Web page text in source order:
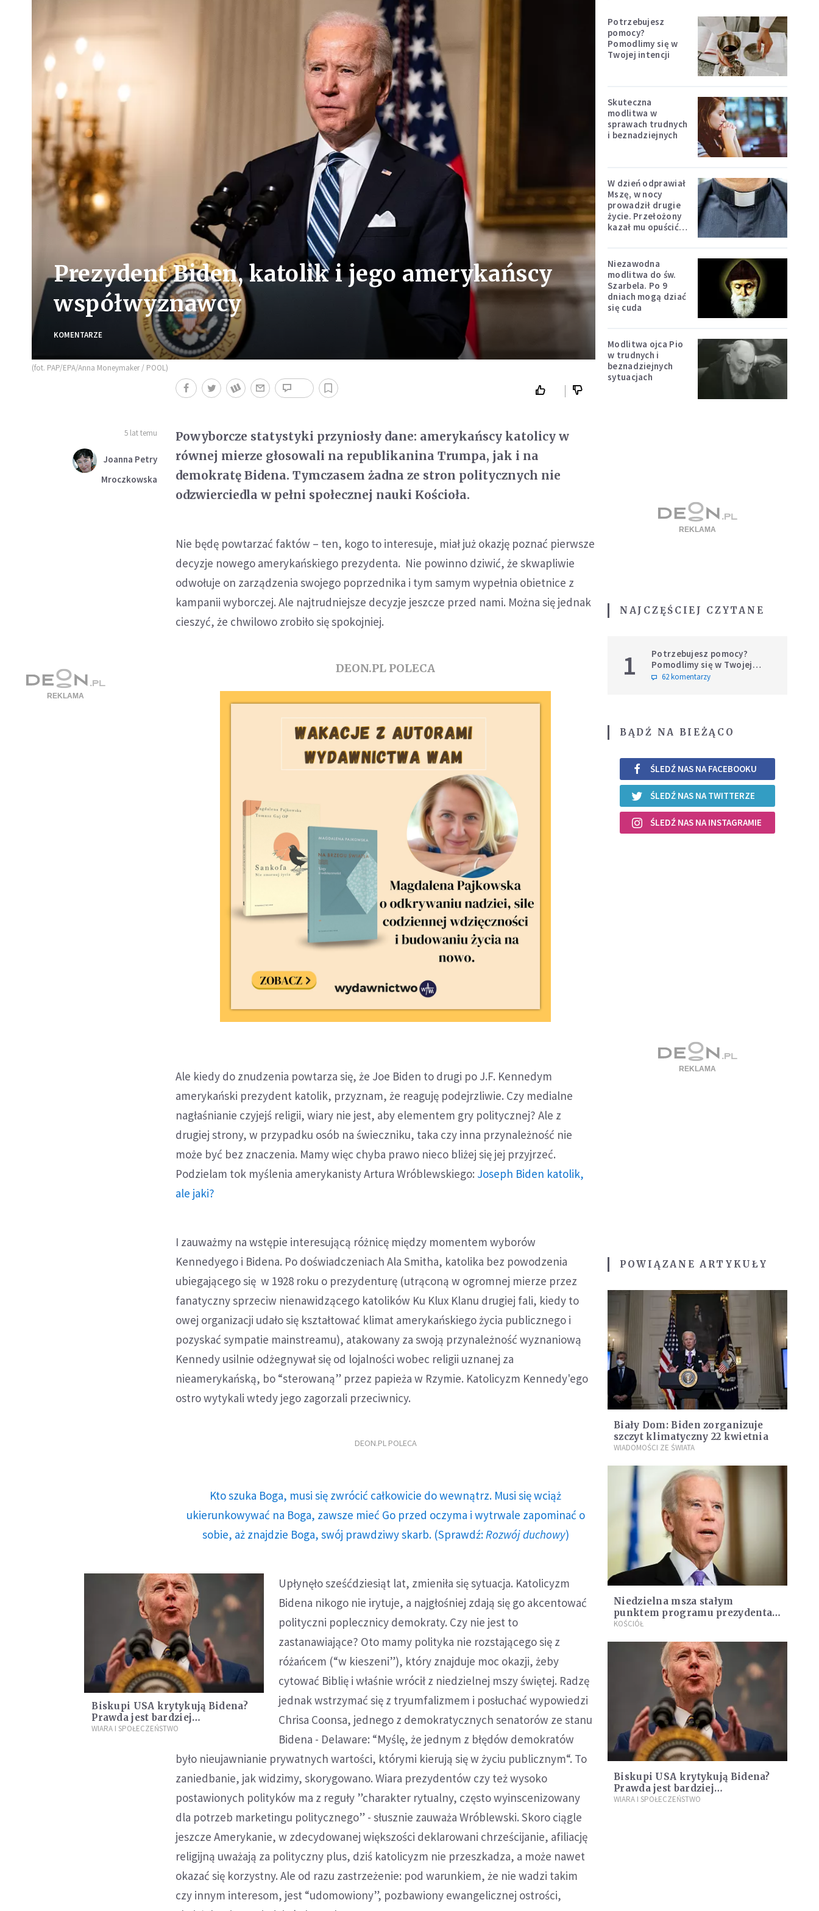
Prezydent Biden, katolik i jego amerykańscy
współwyznawcy
KOMENTARZE
(fot. PAP/EPA/Anna Moneymaker / POOL)
5 lat temu
Joanna Petry
Mroczkowska
Powyborcze statystyki przyniosły dane: amerykańscy katolicy w
równej mierze głosowali na republikanina Trumpa, jak i na
demokratę Bidena. Tymczasem żadna ze stron politycznych nie
odzwierciedla w pełni społecznej nauki Kościoła.
Nie będę powtarzać faktów – ten, kogo to interesuje, miał już okazję poznać pierwsze
decyzje nowego amerykańskiego prezydenta. Nie powinno dziwić, że skwapliwie
odwołuje on zarządzenia swojego poprzednika i tym samym wypełnia obietnice z
kampanii wyborczej. Ale najtrudniejsze decyzje jeszcze przed nami. Można się jednak
cieszyć, że chwilowo zrobiło się spokojniej.
DEON.PL POLECA
Ale kiedy do znudzenia powtarza się, że Joe Biden to drugi po J.F. Kennedym
amerykański prezydent katolik, przyznam, że reaguję podejrzliwie. Czy medialne
nagłaśnianie czyjejś religii, wiary nie jest, aby elementem gry politycznej? Ale z
drugiej strony, w przypadku osób na świeczniku, taka czy inna przynależność nie
może być bez znaczenia. Mamy więc chyba prawo nieco bliżej się jej przyjrzeć.
Podzielam tok myślenia amerykanisty Artura Wróblewskiego: Joseph Biden katolik,
ale jaki?
I zauważmy na wstępie interesującą różnicę między momentem wyborów
Kennedyego i Bidena. Po doświadczeniach Ala Smitha, katolika bez powodzenia
ubiegającego się w 1928 roku o prezydenturę (utrąconą w ogromnej mierze przez
fanatyczny sprzeciw nienawidzącego katolików Ku Klux Klanu drugiej fali, kiedy to
owej organizacji udało się kształtować klimat amerykańskiego życia publicznego i
pozyskać sympatie mainstreamu), atakowany za swoją przynależność wyznaniową
Kennedy usilnie odżegnywał się od lojalności wobec religii uznanej za
nieamerykańską, bo “sterowaną” przez papieża w Rzymie. Katolicyzm Kennedy'ego
ostro wytykali wtedy jego zagorzali przeciwnicy.
DEON.PL POLECA
Kto szuka Boga, musi się zwrócić całkowicie do wewnątrz. Musi się wciąż
ukierunkowywać na Boga, zawsze mieć Go przed oczyma i wytrwale zapominać o
sobie, aż znajdzie Boga, swój prawdziwy skarb. (Sprawdź: Rozwój duchowy)
Biskupi USA krytykują Bidena?
Prawda jest bardziej
skomplikowana
WIARA I SPOŁECZEŃSTWO
Upłynęło sześćdziesiąt lat, zmieniła się sytuacja. Katolicyzm
Bidena nikogo nie irytuje, a najgłośniej zdają się go akcentować
polityczni poplecznicy demokraty. Czy nie jest to
zastanawiające? Oto mamy polityka nie rozstającego się z
różańcem (“w kieszeni”), który znajduje moc okazji, żeby
cytować Biblię i właśnie wrócił z niedzielnej mszy świętej. Radzę
jednak wstrzymać się z tryumfalizmem i posłuchać wypowiedzi
Chrisa Coonsa, jednego z demokratycznych senatorów ze stanu
Bidena - Delaware: “Myślę, że jednym z błędów demokratów
było nieujawnianie prywatnych wartości, którymi kierują się w życiu publicznym“. To
zaniedbanie, jak widzimy, skorygowano. Wiara prezydentów czy też wysoko
postawionych polityków ma z reguły ”charakter rytualny, często wyinscenizowany
dla potrzeb marketingu politycznego” - słusznie zauważa Wróblewski. Skoro ciągle
jeszcze Amerykanie, w zdecydowanej większości deklarowani chrześcijanie, afiliację
religijną uważają za polityczny plus, dziś katolicyzm nie przeszkadza, a może nawet
okazać się korzystny. Ale od razu zastrzeżenie: pod warunkiem, że nie wadzi takim
czy innym interesom, jest “udomowiony”, pozbawiony ewangelicznej ostrości,
Potrzebujesz
pomocy?
Pomodlimy się w
Twojej intencji
Skuteczna
modlitwa w
sprawach trudnych
i beznadziejnych
W dzień odprawiał
Mszę, w nocy
prowadził drugie
życie. Przełożony
kazał mu opuścić
Niezawodna
modlitwa do św.
Szarbela. Po 9
dniach mogą dziać
się cuda
Modlitwa ojca Pio
w trudnych i
beznadziejnych
sytuacjach
NAJCZĘŚCIEJ CZYTANE
1
Potrzebujesz pomocy?
Pomodlimy się w Twojej
intencji
62 komentarzy
BĄDŹ NA BIEŻĄCO
ŚLEDŹ NAS NA FACEBOOKU
ŚLEDŹ NAS NA TWITTERZE
ŚLEDŹ NAS NA INSTAGRAMIE
POWIĄZANE ARTYKUŁY
Biały Dom: Biden zorganizuje
szczyt klimatyczny 22 kwietnia
WIADOMOŚCI ZE ŚWIATA
Niedzielna msza stałym
punktem programu prezydenta
Bidena?
KOŚCIÓŁ
Biskupi USA krytykują Bidena?
Prawda jest bardziej
skomplikowana
WIARA I SPOŁECZEŃSTWO